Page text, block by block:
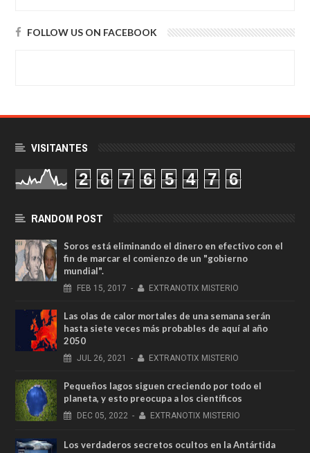
FOLLOW US ON FACEBOOK
VISITANTES
2 6 7 6 5 4 7 6
RANDOM POST
Soros está eliminando el dinero en efectivo con el
fin de marcar el comienzo de un "gobierno
mundial".
FEB 15, 2017 - EXTRANOTIX MISTERIO
Las olas de calor mortales de una semana serán
hasta siete veces más probables de aquí al año
2050
JUL 26, 2021 - EXTRANOTIX MISTERIO
Pequeños lagos siguen creciendo por todo el
planeta, y esto preocupa a los científicos
DEC 05, 2022 - EXTRANOTIX MISTERIO
Los verdaderos secretos ocultos en la Antártida